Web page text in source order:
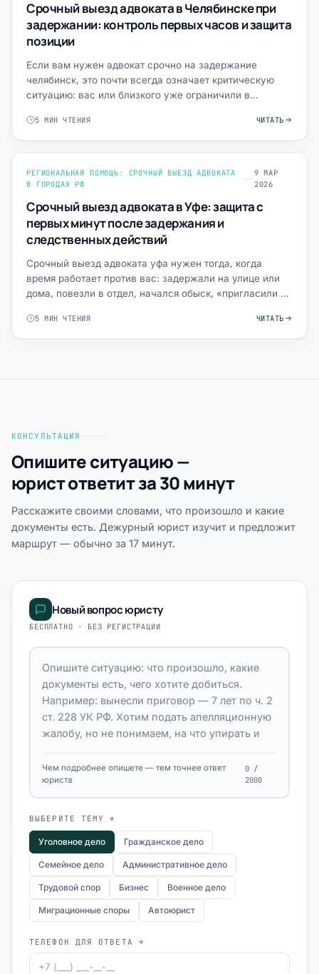
Срочный выезд адвоката в Челябинске при
задержании: контроль первых часов и защита
позиции
Если вам нужен адвокат срочно на задержание
челябинск, это почти всегда означает критическую
ситуацию: вас или близкого уже ограничили в
5 МИН ЧТЕНИЯ ЧИТАТЬ
РЕГИОНАЛЬНАЯ ПОМОЩЬ: СРОЧНЫЙ ВЫЕЗД АДВОКАТА
В ГОРОДАХ РФ
9 МАР
2026
Срочный выезд адвоката в Уфе: защита с
первых минут после задержания и
следственных действий
Срочный выезд адвоката уфа нужен тогда, когда
время работает против вас: задержали на улице или
дома, повезли в отдел, начался обыск, «пригласили на
5 МИН ЧТЕНИЯ ЧИТАТЬ
КОНСУЛЬТАЦИЯ
Опишите ситуацию —
юрист ответит за 30 минут
Расскажите своими словами, что произошло и какие
документы есть. Дежурный юрист изучит и предложит
маршрут — обычно за 17 минут.
Новый вопрос юристу
БЕСПЛАТНО · БЕЗ РЕГИСТРАЦИИ
Чем подробнее опишете — тем точнее ответ
юриста
0 /
2000
ВЫБЕРИТЕ ТЕМУ *
Уголовное дело Гражданское дело
Семейное дело Административное дело
Трудовой спор Бизнес Военное дело
Миграционные споры Автоюрист
ТЕЛЕФОН ДЛЯ ОТВЕТА *